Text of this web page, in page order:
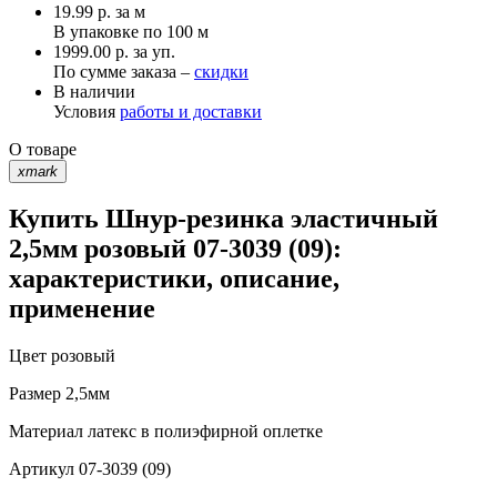
19.99 р. за м
В упаковке по 100 м
1999.00 р. за уп.
По сумме заказа – скидки
В наличии
Условия работы и доставки
О товаре
xmark
Купить Шнур-резинка эластичный
2,5мм розовый 07-3039 (09):
характеристики, описание,
применение
Цвет розовый
Размер 2,5мм
Материал латекс в полиэфирной оплетке
Артикул 07-3039 (09)